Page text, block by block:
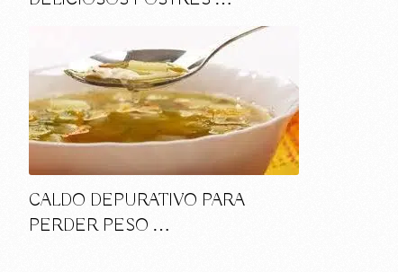
CALDO DEPURATIVO PARA
PERDER PESO …